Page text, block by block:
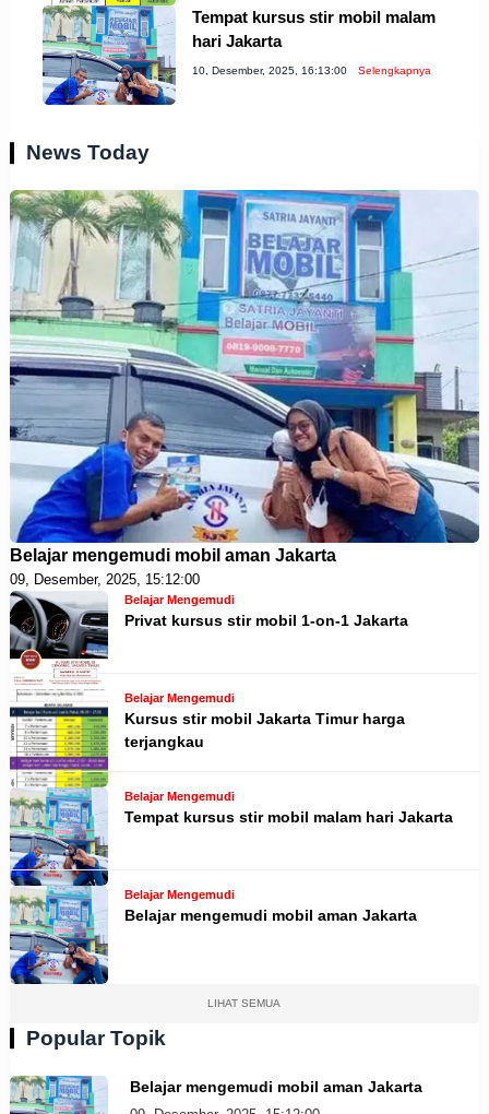
Tempat kursus stir mobil malam
hari Jakarta
10, Desember, 2025, 16:13:00 Selengkapnya
News Today
Belajar mengemudi mobil aman Jakarta
09, Desember, 2025, 15:12:00
Belajar Mengemudi
Privat kursus stir mobil 1-on-1 Jakarta
Belajar Mengemudi
Kursus stir mobil Jakarta Timur harga
terjangkau
Belajar Mengemudi
Tempat kursus stir mobil malam hari Jakarta
Belajar Mengemudi
Belajar mengemudi mobil aman Jakarta
LIHAT SEMUA
Popular Topik
Belajar mengemudi mobil aman Jakarta